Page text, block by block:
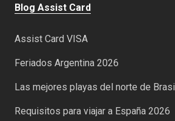
Blog Assist Card
Assist Card VISA
Feriados Argentina 2026
Las mejores playas del norte de Brasil
Requisitos para viajar a España 2026